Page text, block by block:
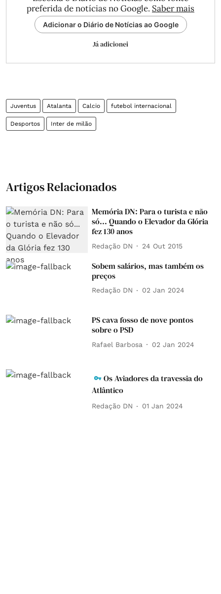
preferida de notícias no Google. Saber mais
Adicionar o Diário de Notícias ao Google
Já adicionei
Juventus Atalanta Calcio futebol internacional
Desportos Inter de milão
Artigos Relacionados
Memória DN: Para o turista e não
só... Quando o Elevador da Glória
fez 130 anos
Redação DN 24 Out 2015
Sobem salários, mas também os
preços
Redação DN 02 Jan 2024
PS cava fosso de nove pontos
sobre o PSD
Rafael Barbosa 02 Jan 2024
Os Aviadores da travessia do
Atlântico
Redação DN 01 Jan 2024